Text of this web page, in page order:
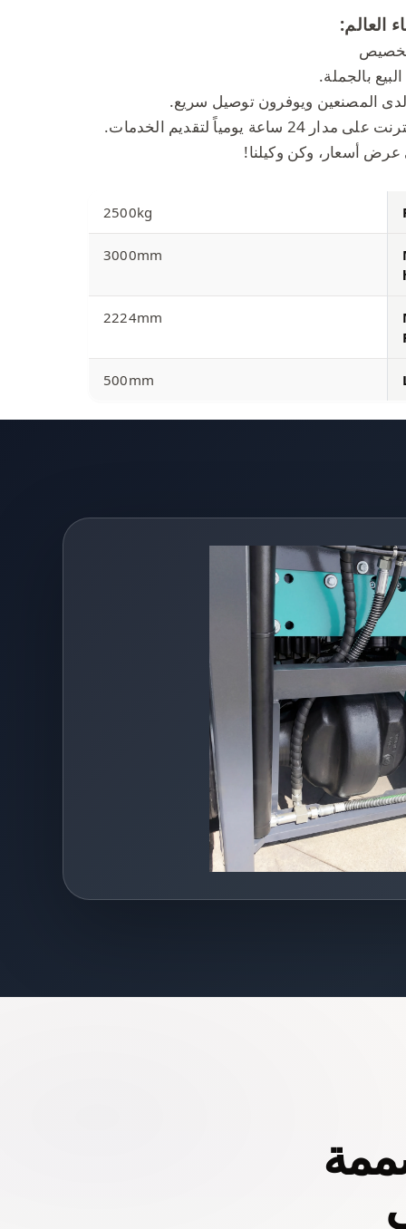
العالم:
بالجملة.
المصنعين ويوفرون توصيل سريع.
يومياً لتقديم الخدمات.
أسعار، وكن وكيلنا!
2500kg
3000mm
2224mm
500mm